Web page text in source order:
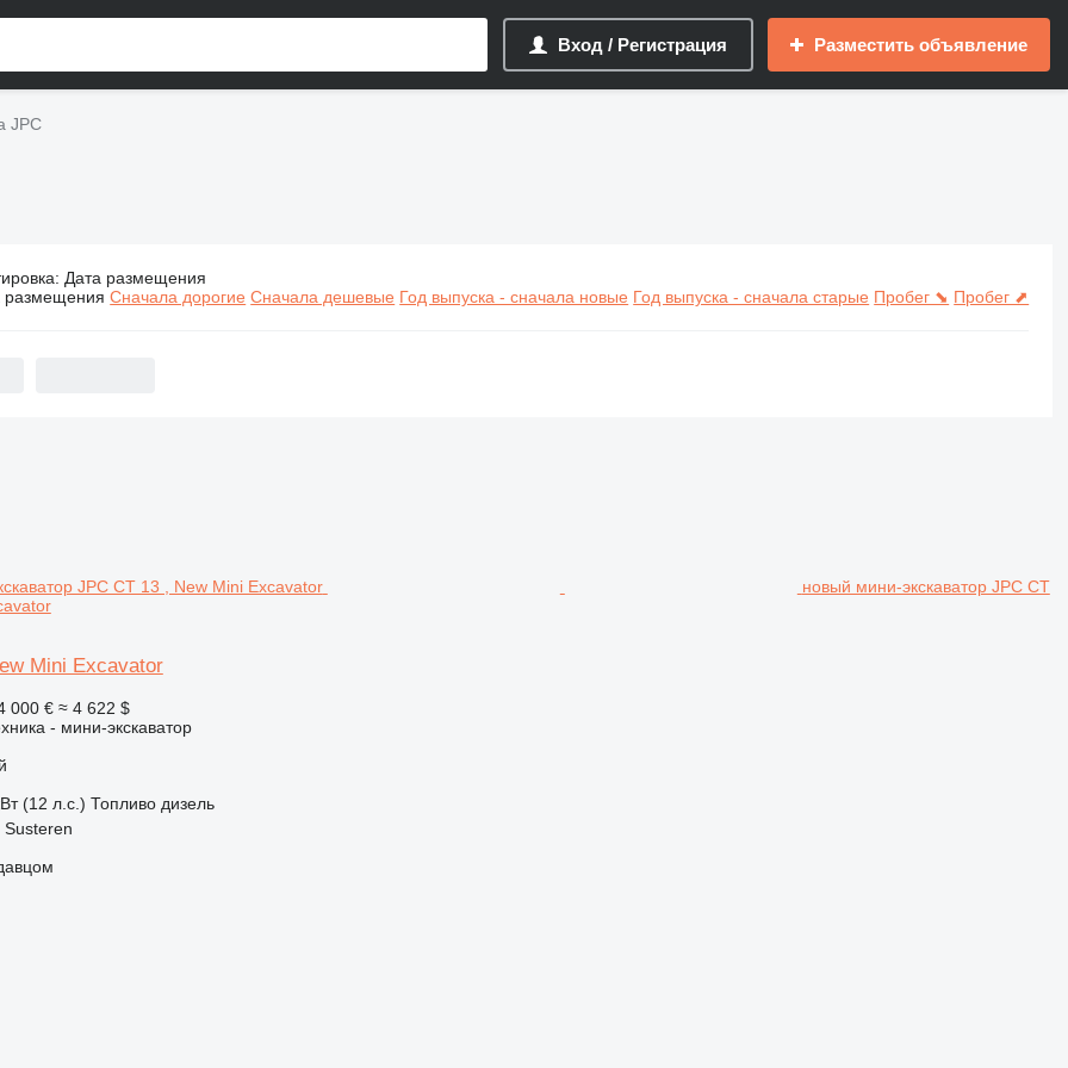
Вход / Регистрация Разместить объявление
JPC
Строительная техника JPC
: Дата размещения
размещения Сначала дорогие Сначала дешевые Год выпуска - сначала новые Год выпуска - сначала старые Пробег ⬊ Пробег ⬈
новый мини-экскаватор JPC CT
Mini Excavator
000 € ≈ 4 622 $
- мини-экскаватор
(12 л.с.) Топливо дизель